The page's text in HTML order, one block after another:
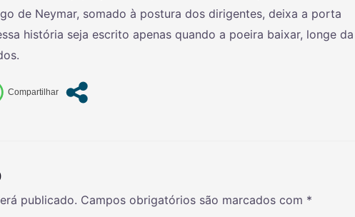
de Neymar, somado à postura dos dirigentes, deixa a porta
história seja escrito apenas quando a poeira baixar, longe da
publicado. Campos obrigatórios são marcados com *